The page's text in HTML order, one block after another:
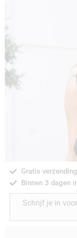
No Man's
Land
SHOP
Gratis
Binnen 3 dagen
Schrijf je in